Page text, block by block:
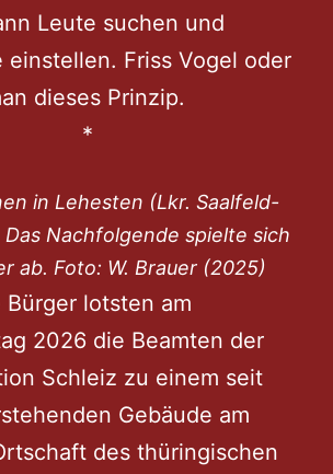
Leute suchen und
einstellen. Friss Vogel oder
dieses Prinzip.
*
in Lehesten (Lkr. Saalfeld-
Nachfolgende spielte sich
ab. Foto: W. Brauer (2025)
Bürger lotsten am
2026 die Beamten der
Schleiz zu einem seit
Gebäude am
des thüringischen